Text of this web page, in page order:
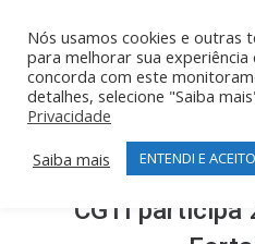
CGTI participa
Nós usamos cookies e outras
para melhorar sua experiência
concorda com este
detalhes, selecione "Saiba
Privacidade
Saiba mais
ENTENDI E ACEITO